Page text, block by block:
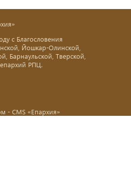
с Благословения
Йошкар-Олинской,
Барнаульской, Тверской,
РПЦ.
- CMS «Епархия»